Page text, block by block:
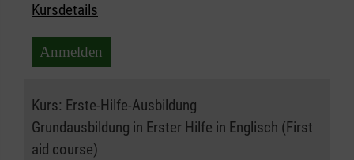
Kursdetails
Anmelden
Kurs: Erste-Hilfe-Ausbildung
Grundausbildung in Erster Hilfe in Englisch (First
aid course)